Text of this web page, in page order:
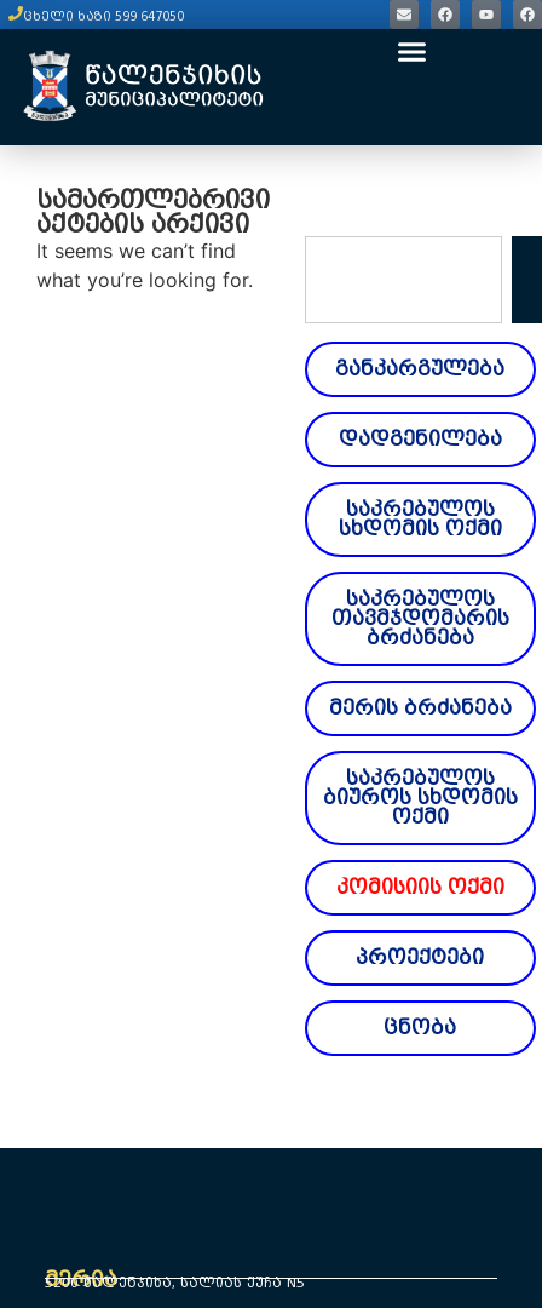
ცხელი ხაზი 599 647050
განკარგულება
დადგენილება
საკრებულოს
სხდომის ოქმი
საკრებულოს
თავმჯდომარის
ბრძანება
მერის ბრძანება
საკრებულოს
ბიუროს სხდომის
ოქმი
კომისიის ოქმი
პროექტები
ცნობა
სამართლებრივი
აქტების არქივი
It seems we can’t find
what you’re looking for.
მერია
5200 წალენჯიხა, სალიას ქუჩა N5